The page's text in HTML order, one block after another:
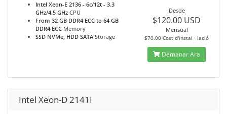
Intel Xeon-E 2136 - 6c/12t - 3.3
GHz/4.5 GHz CPU
From 32 GB DDR4 ECC to 64 GB
DDR4 ECC Memory
SSD NVMe, HDD SATA Storage
Desde
$120.00 USD
Mensual
$70.00 Cost d'instal · lació
Demanar Ara
Intel Xeon-D 2141I